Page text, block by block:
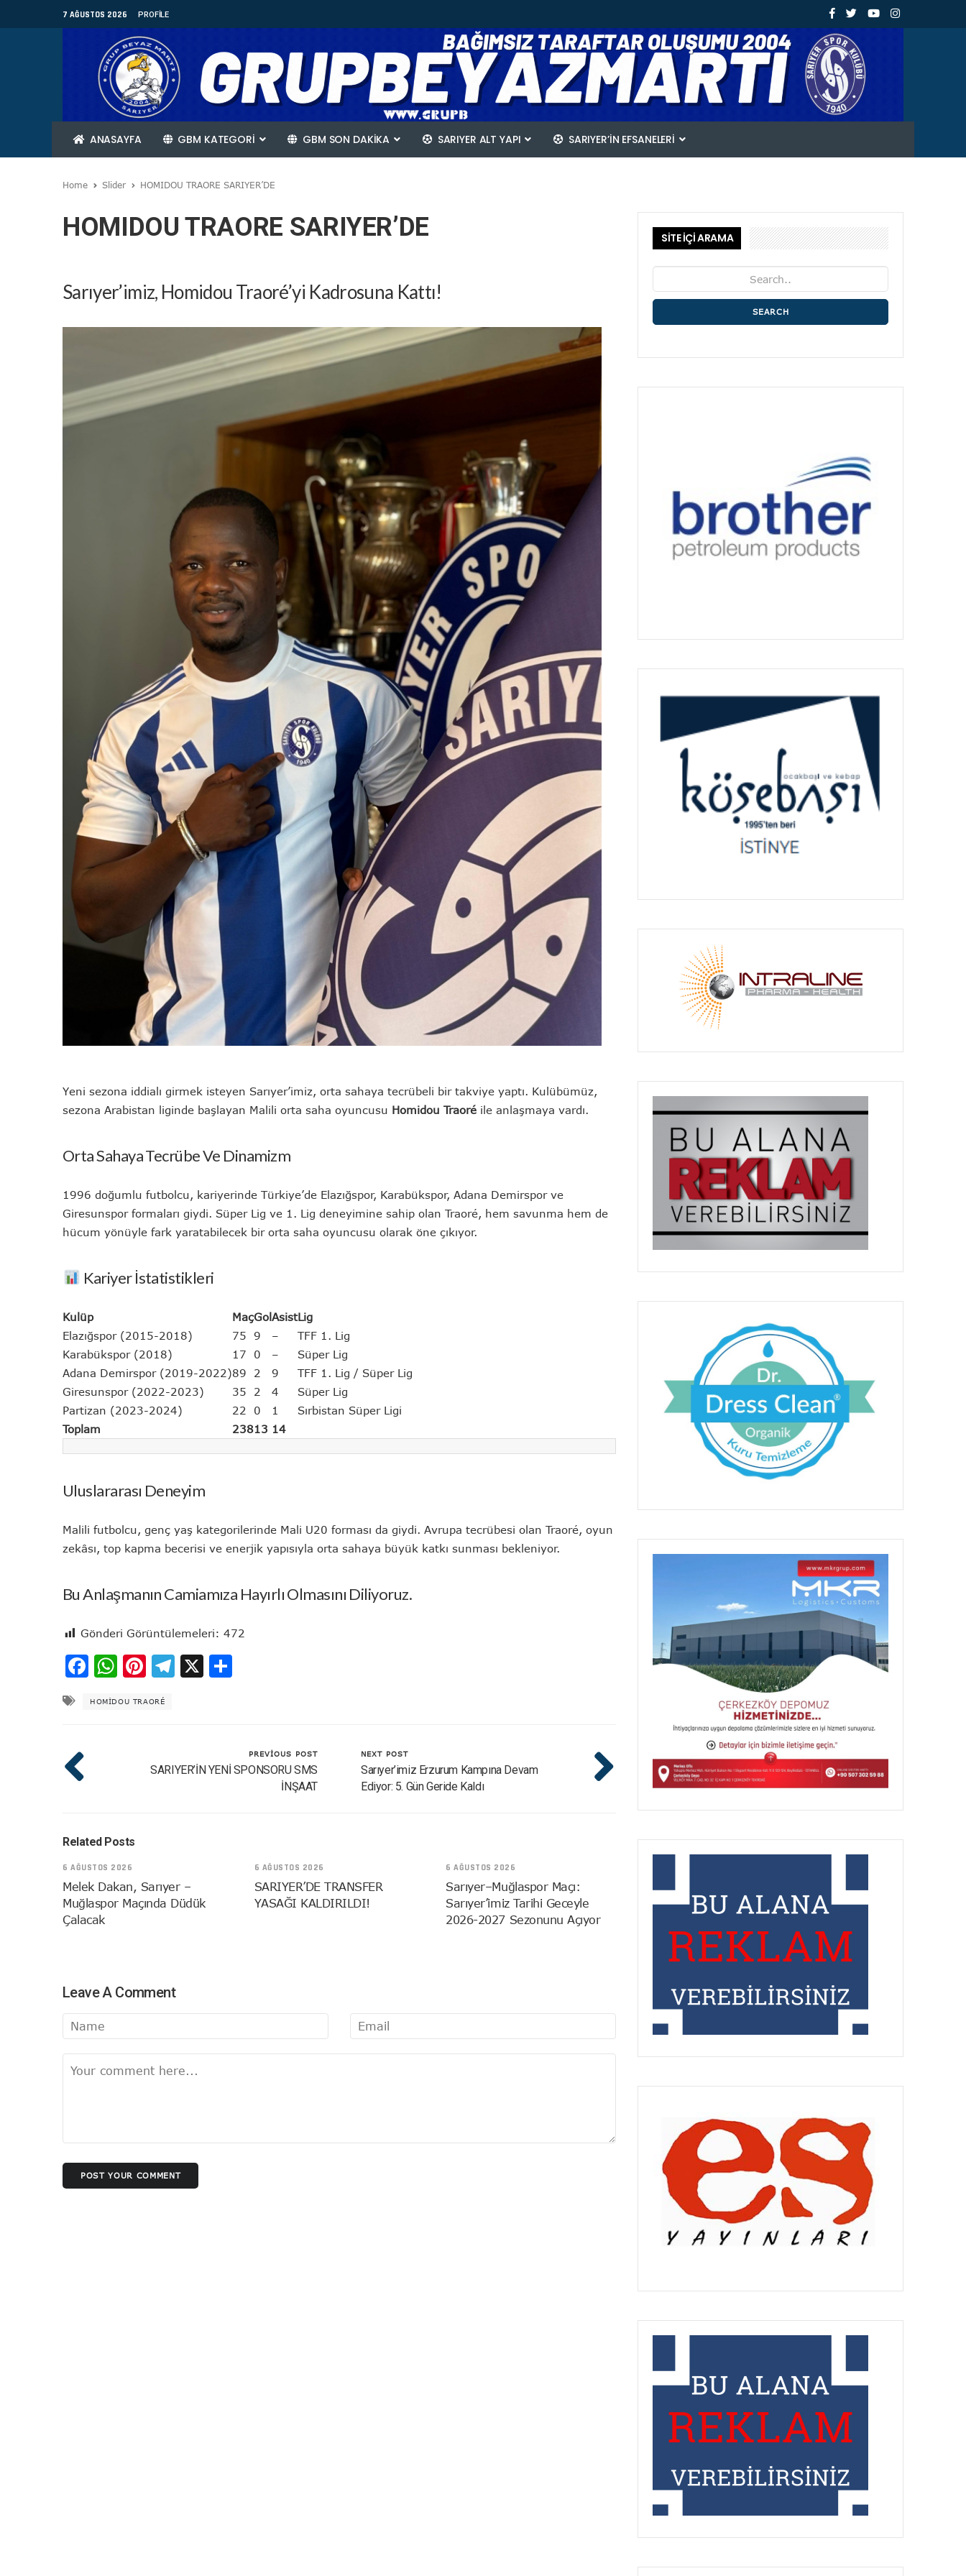
7 AĞUSTOS 2026 PROFILE
ANASAYFA GBM KATEGORİ GBM SON DAKİKA SARIYER ALT YAPI SARIYER’IN EFSANELERI
Home Slider HOMIDOU TRAORE SARIYER’DE
HOMIDOU TRAORE SARIYER’DE
Sarıyer’imiz, Homidou Traoré’yi Kadrosuna Kattı!
Yeni sezona iddialı girmek isteyen Sarıyer’imiz, orta sahaya tecrübeli bir takviye yaptı. Kulübümüz,
sezona Arabistan liginde başlayan Malili orta saha oyuncusu Homidou Traoré ile anlaşmaya vardı.
Orta Sahaya Tecrübe Ve Dinamizm
1996 doğumlu futbolcu, kariyerinde Türkiye’de Elazığspor, Karabükspor, Adana Demirspor ve
Giresunspor formaları giydi. Süper Lig ve 1. Lig deneyimine sahip olan Traoré, hem savunma hem de
hücum yönüyle fark yaratabilecek bir orta saha oyuncusu olarak öne çıkıyor.
Kariyer İstatistikleri
Kulüp MaçGolAsistLig
Elazığspor (2015-2018)
75 9 –
TFF 1. Lig
Karabükspor (2018)
17 0 –
Süper Lig
Adana Demirspor (2019-2022)89 2 9
TFF 1. Lig / Süper Lig
Giresunspor (2022-2023)
35 2 4
Süper Lig
Partizan (2023-2024)
22 0 1
Sırbistan Süper Ligi
Toplam
23813 14
Uluslararası Deneyim
Malili futbolcu, genç yaş kategorilerinde Mali U20 forması da giydi. Avrupa tecrübesi olan Traoré, oyun
zekâsı, top kapma becerisi ve enerjik yapısıyla orta sahaya büyük katkı sunması bekleniyor.
Bu Anlaşmanın Camiamıza Hayırlı Olmasını Diliyoruz.
Gönderi Görüntülemeleri: 472
Facebook
WhatsApp
Pinterest
Telegram
X
HOMIDOU TRAORÉ
PREVIOUS POST
SARIYER’İN YENİ SPONSORU SMS
İNŞAAT
NEXT POST
Sarıyer’imiz Erzurum Kampına Devam
Ediyor: 5. Gün Geride Kaldı
Related Posts
6 AĞUSTOS 2026
Melek Dakan, Sarıyer –
Muğlaspor Maçında Düdük
Çalacak
6 AĞUSTOS 2026
SARIYER’DE TRANSFER
YASAĞI KALDIRILDI!
6 AĞUSTOS 2026
Sarıyer–Muğlaspor Maçı:
Sarıyer’imiz Tarihi Geceyle
2026-2027 Sezonunu Açıyor
Leave A Comment
POST YOUR COMMENT
SİTE İÇİ ARAMA
SEARCH